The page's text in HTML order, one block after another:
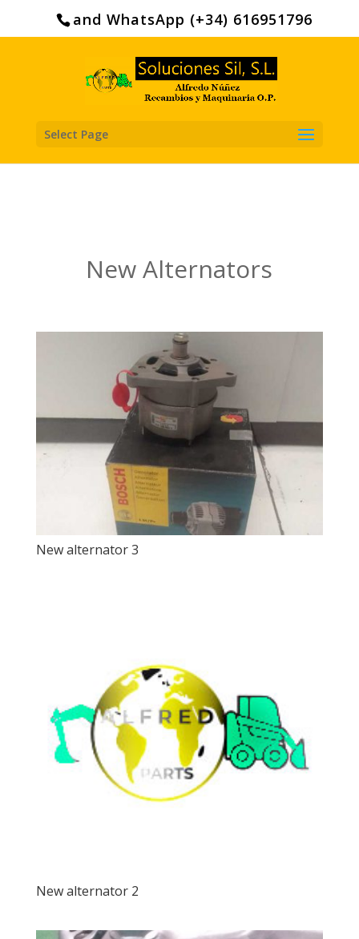
and WhatsApp (+34) 616951796
Select Page
New Alternators
New alternator 3
New alternator 2